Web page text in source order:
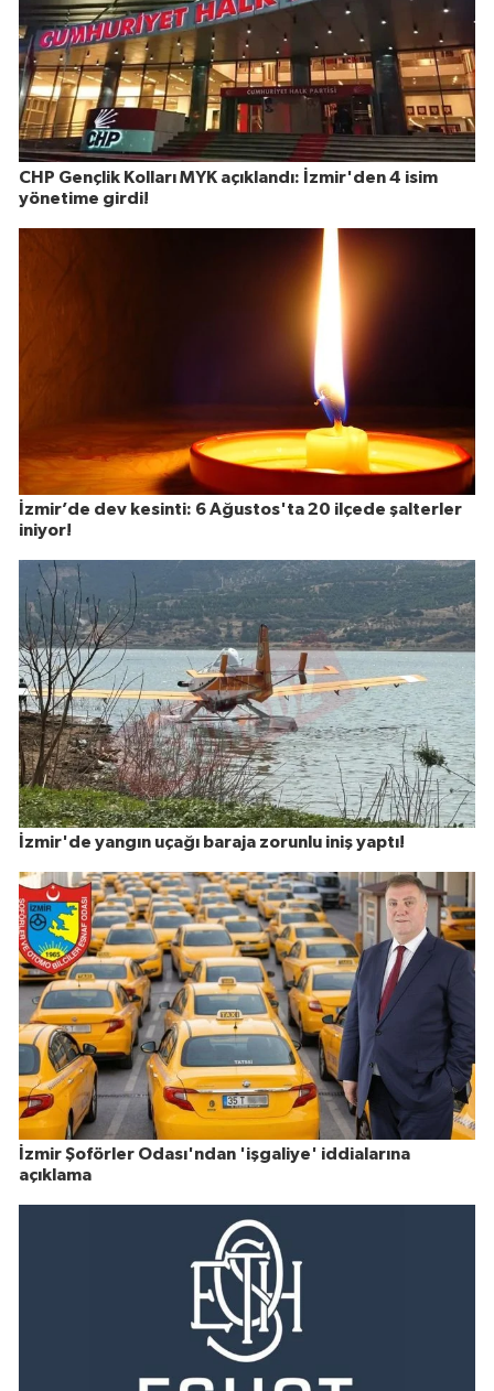
CHP Gençlik Kolları MYK açıklandı: İzmir'den 4 isim
yönetime girdi!
İzmir’de dev kesinti: 6 Ağustos'ta 20 ilçede şalterler
iniyor!
İzmir'de yangın uçağı baraja zorunlu iniş yaptı!
İzmir Şoförler Odası'ndan 'işgaliye' iddialarına
açıklama